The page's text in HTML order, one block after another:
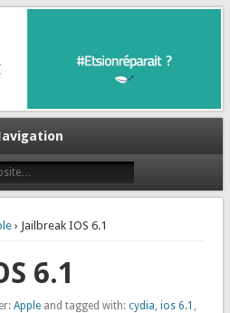
› Jailbreak IOS 6.1
6.1
Appleand tagged with: cydia ios 6.1